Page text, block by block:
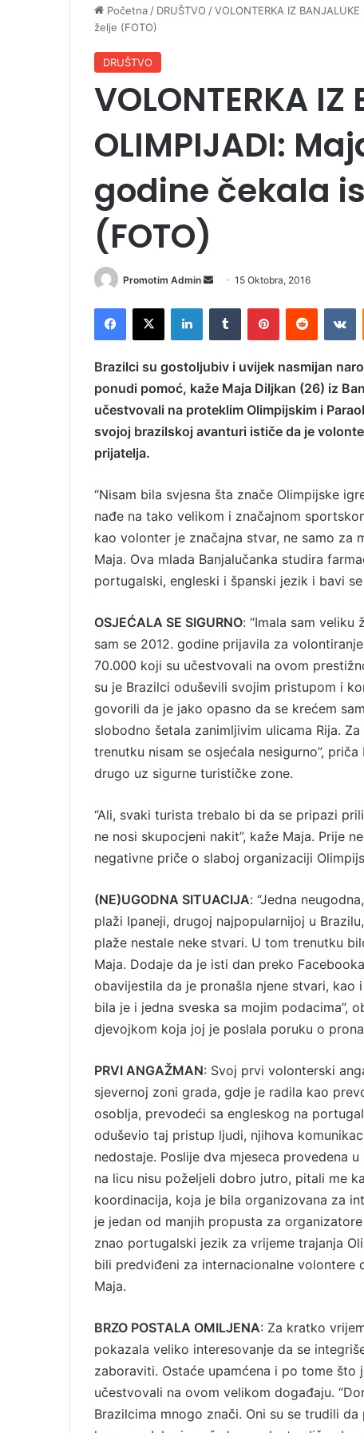
Početna / DRUŠTVO /VOLONTERKA IZ
želje (FOTO)
DRUŠTVO
VOLONTERKA IZ
OLIMPIJADI:
godine čekala
(FOTO)
Promotim Admin
e
m
a
15 Oktobra, 2016
Brazilci su gostoljubiv i uvijek nasmijan
ponudi pomoć, kaže Maja Diljkan (26) iz
učestvovali na proteklim Olimpijskim i
svojoj brazilskoj avanturi ističe da je
prijatelja.
“Nisam bila svjesna šta znače Olimpijske
nađe na tako velikom i značajnom
kao volonter je značajna stvar, ne samo za
Maja. Ova mlada Banjalučanka studira
portugalski, engleski i španski jezik i bavi
OSJEĆALA SE SIGURNO: “Imala sam veliku
sam se 2012. godine prijavila za
70.000 koji su učestvovali na ovom
su je Brazilci oduševili svojim pristupom i
govorili da je jako opasno da se krećem
slobodno šetala zanimljivim ulicama Rija.
trenutku nisam se osjećala nesigurno”,
drugo uz sigurne turističke zone.
“Ali, svaki turista trebalo bi da se pripazi
ne nosi skupocjeni nakit”, kaže Maja. Prije
negativne priče o slaboj organizaciji
(NE)UGODNA SITUACIJA: “Jedna
plaži Ipaneji, drugoj najpopularnijoj u
plaže nestale neke stvari. U tom trenutku
Maja. Dodaje da je isti dan preko
obavijestila da je pronašla njene stvari, kao
bila je i jedna sveska sa mojim podacima”,
djevojkom koja joj je poslala poruku o
PRVI ANGAŽMAN: Svoj prvi volonterski
sjevernoj zoni grada, gdje je radila kao
osoblja, prevodeći sa engleskog na
oduševio taj pristup ljudi, njihova
nedostaje. Poslije dva mjeseca provedena
na licu nisu poželjeli dobro jutro, pitali me
koordinacija, koja je bila organizovana za
je jedan od manjih propusta za
znao portugalski jezik za vrijeme trajanja
bili predviđeni za internacionalne volontere
Maja.
BRZO POSTALA OMILJENA: Za kratko
pokazala veliko interesovanje da se
zaboraviti. Ostaće upamćena i po tome
učestvovali na ovom velikom događaju.
Brazilcima mnogo znači. Oni su se trudili